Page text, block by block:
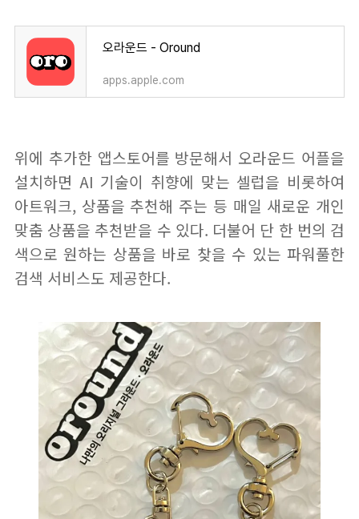
오라운드 - Oround
apps.apple.com
위에 추가한 앱스토어를 방문해서 오라운드 어플을
설치하면 AI 기술이 취향에 맞는 셀럽을 비롯하여
아트워크, 상품을 추천해 주는 등 매일 새로운 개인
맞춤 상품을 추천받을 수 있다. 더불어 단 한 번의 검
색으로 원하는 상품을 바로 찾을 수 있는 파워풀한
검색 서비스도 제공한다.